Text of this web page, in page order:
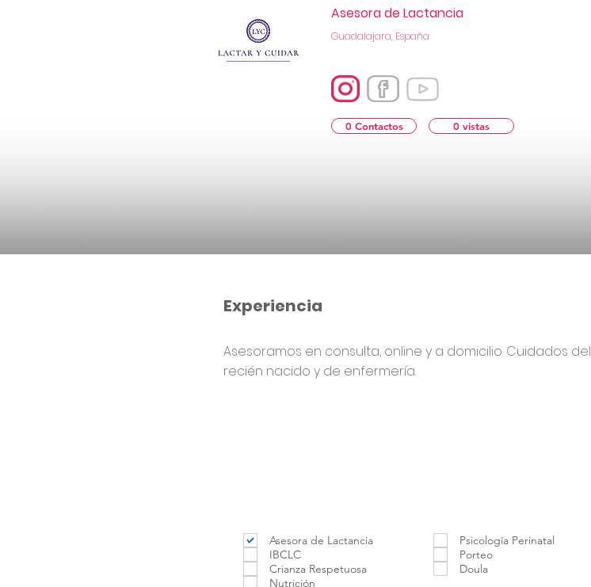
Asesora de Lactancia
Guadalajara, España
0 Contactos 0 vistas
Asesoramos en consulta, online y a domicilio. Cuidados del
recién nacido y de enfermería.
Asesora de Lactancia
IBCLC
Crianza Respetuosa
Nutrición
Psicología Perinatal
Porteo
Doula
Experiencia